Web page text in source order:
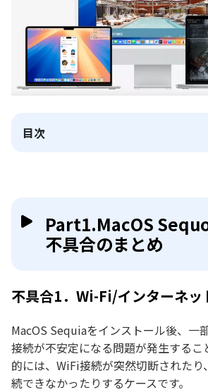
目次
Part1.MacOS
不具合のまとめ
不具合1．Wi-Fi/インターネッ
MacOS Sequiaをインストール後、一
接続が不安定になる問題が発生するこ
的には、WiFi接続が突然切断された
続できなかったりするケースです。